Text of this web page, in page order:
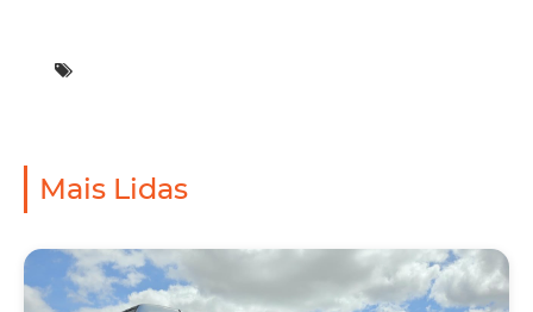
Mais Lidas